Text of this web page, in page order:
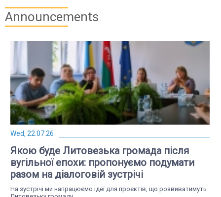
Announcements
Wed, 22.07.26
Якою буде Литовезька громада після
вугільної епохи: пропонуємо подумати
разом на діалоговій зустрічі
На зустрічі ми напрацюємо ідеї для проєктів, що розвиватимуть